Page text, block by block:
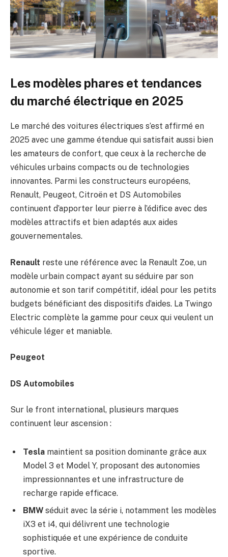
Les modèles phares et tendances
du marché électrique en 2025
Le marché des voitures électriques s’est affirmé en
2025 avec une gamme étendue qui satisfait aussi bien
les amateurs de confort, que ceux à la recherche de
véhicules urbains compacts ou de technologies
innovantes. Parmi les constructeurs européens,
Renault, Peugeot, Citroën et DS Automobiles
continuent d’apporter leur pierre à l’édifice avec des
modèles attractifs et bien adaptés aux aides
gouvernementales.
Renault reste une référence avec la Renault Zoe, un
modèle urbain compact ayant su séduire par son
autonomie et son tarif compétitif, idéal pour les petits
budgets bénéficiant des dispositifs d’aides. La Twingo
Electric complète la gamme pour ceux qui veulent un
véhicule léger et maniable.
Peugeot
DS Automobiles
Sur le front international, plusieurs marques
continuent leur ascension :
Tesla maintient sa position dominante grâce aux
Model 3 et Model Y, proposant des autonomies
impressionnantes et une infrastructure de
recharge rapide efficace.
BMW séduit avec la série i, notamment les modèles
iX3 et i4, qui délivrent une technologie
sophistiquée et une expérience de conduite
sportive.